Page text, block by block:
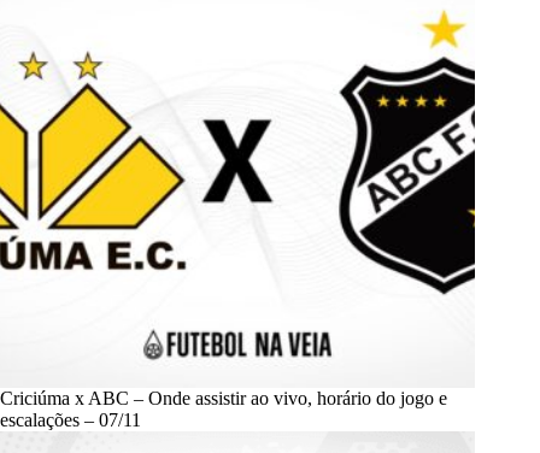
Criciúma x ABC – Onde assistir ao vivo, horário do jogo e
escalações – 07/11